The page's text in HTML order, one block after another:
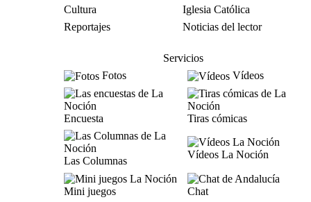
Cultura
Iglesia Católica
Reportajes
Noticias del lector
Servicios
Fotos
Vídeos
Encuesta Tiras cómicas
Las Columnas
Vídeos La Noción
Mini juegos
Chat